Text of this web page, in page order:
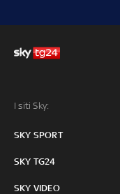
I siti Sky:
SKY SPORT
SKY TG24
SKY VIDEO